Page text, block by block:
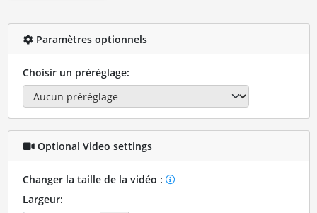
Paramètres optionnels
Choisir un préréglage:
Optional Video settings
Changer la taille de la vidéo :
Largeur: